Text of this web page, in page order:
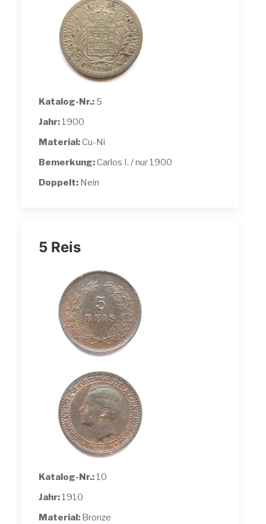
Katalog-Nr.: 5
Jahr: 1900
Material:Cu-Ni
Bemerkung:Carlos I. / nur 1900
Doppelt: Nein
5 Reis
Katalog-Nr.: 10
Jahr: 1910
Material: Bronze